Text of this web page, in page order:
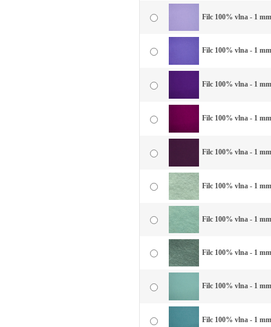
Filc 100% vlna - 1
Filc 100% vlna - 1
Filc 100% vlna - 1
Filc 100% vlna - 1
Filc 100% vlna - 1
Filc 100% vlna - 1
Filc 100% vlna - 1
Filc 100% vlna - 1
Filc 100% vlna - 1
Filc 100% vlna - 1